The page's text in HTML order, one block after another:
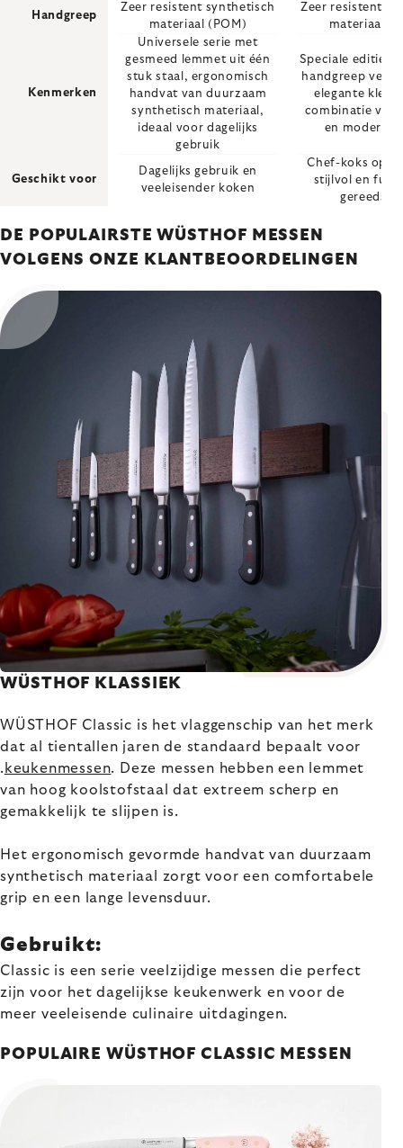
Handgreep
Zeer resistent synthetisch
materiaal (POM)
Zeer resistent
materiaal
Kenmerken
Universele serie met
gesmeed lemmet uit één
stuk staal, ergonomisch
handvat van duurzaam
synthetisch materiaal,
ideaal voor dagelijks
gebruik
Speciale editie
handgreep
elegante
combinatie van
en modern
Geschikt voor
Dagelijks gebruik en
veeleisender koken
Chef-koks op
stijlvol en
DE POPULAIRSTE WÜSTHOF MESSEN
VOLGENS ONZE KLANTBEOORDELINGEN
WÜSTHOF KLASSIEK
WÜSTHOF Classic is het vlaggenschip van het merk
dat al tientallen jaren de standaard bepaalt voor
. keukenmessen. Deze messen hebben een lemmet
van hoog koolstofstaal dat extreem scherp en
gemakkelijk te slijpen is.
Het ergonomisch gevormde handvat van duurzaam
synthetisch materiaal zorgt voor een comfortabele
grip en een lange levensduur.
Gebruikt:
Classic is een serie veelzijdige messen die perfect
zijn voor het dagelijkse keukenwerk en voor de
meer veeleisende culinaire uitdagingen.
POPULAIRE WÜSTHOF CLASSIC MESSEN